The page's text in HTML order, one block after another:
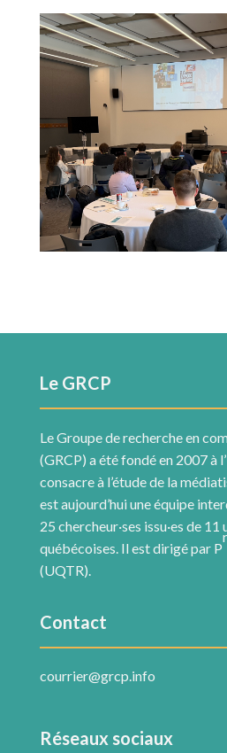
Le GRCP
Le Groupe de recherche en
(GRCP) a été fondé en 2007 à
consacre à l’étude de la
est aujourd’hui une équipe
25 chercheur·ses issu·es de
québécoises. Il est dirigé par P
(UQTR).
Contact
courrier@grcp.info
Réseaux sociaux